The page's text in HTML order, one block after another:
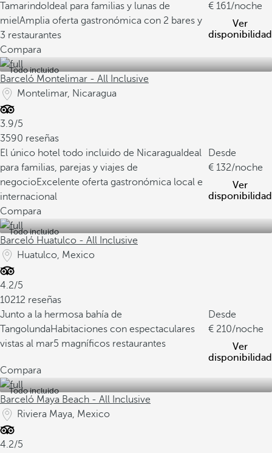
Tamarindo Ideal para familias y lunas de
mielAmplia oferta gastronómica con 2 bares y
3 restaurantes
161/noche
Ver
disponibilidad
Compara
Todo incluido
Barceló Montelimar - All Inclusive
Montelimar, Nicaragua
3.9/5
3590 reseñas
El único hotel todo incluido de Nicaragua Ideal
para familias, parejas y viajes de
negocioExcelente oferta gastronómica local e
internacional
Desde
132/noche
Ver
disponibilidad
Compara
Todo incluido
Barceló Huatulco - All Inclusive
Huatulco, Mexico
4.2/5
10212 reseñas
Junto a la hermosa bahía de
TangolundaHabitaciones con espectaculares
vistas al mar5 magníficos restaurantes
Desde
210/noche
Ver
disponibilidad
Compara
Todo incluido
Barceló Maya Beach - All Inclusive
Riviera Maya, Mexico
4.2/5